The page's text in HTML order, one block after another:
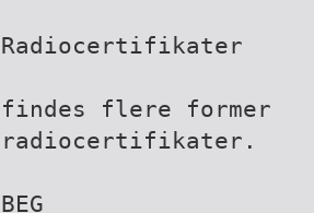
findes flere former